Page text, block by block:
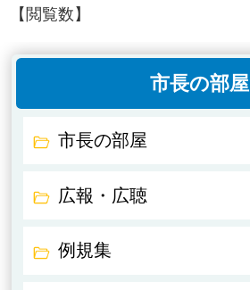
【閲覧数】
市長の部屋
市長の部屋
広報・広聴
例規集